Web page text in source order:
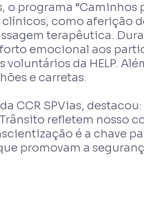
programa “Caminhos
como aferição
terapêutica.
emocional aos
da HELP.
e carretas.
CCR SPVias, destacou:
refletem nosso
é a chave
promovam a